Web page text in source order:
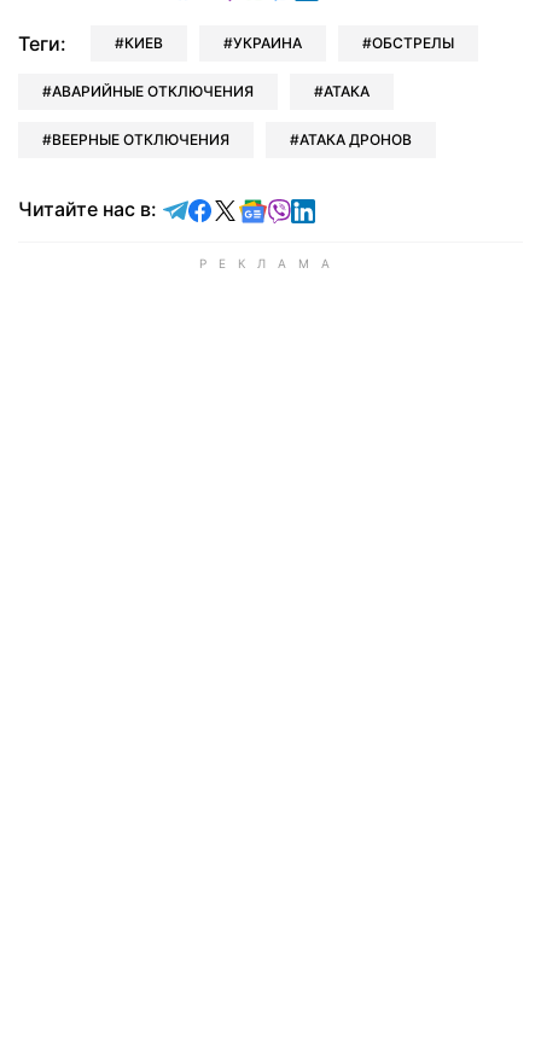
Теги: КИЕВ УКРАИНА ОБСТРЕЛЫ
АВАРИЙНЫЕ ОТКЛЮЧЕНИЯ АТАКА
ВЕЕРНЫЕ ОТКЛЮЧЕНИЯ АТАКА ДРОНОВ
Читайте нас в: Читайте в Telegram
Читайте в Facebook
Читайте в X
Читайте в Google news
Читайте в Viber
Читайте в LinkedIn